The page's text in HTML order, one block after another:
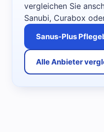
vergleichen Sie
Sanubi, Curabox
Sanus-Plus
Alle Anbieter